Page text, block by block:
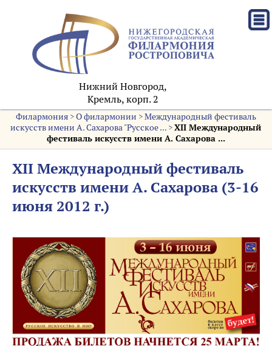
Нижний Новгород,
Кремль, корп. 2
Филармония>О филармонии >Международный фестиваль
искусств имени А. Сахарова "Русское ... >XII Международный
фестиваль искусств имени А. Сахарова ...
XII Международный фестиваль
искусств имени А. Сахарова (3-16
июня 2012 г.)